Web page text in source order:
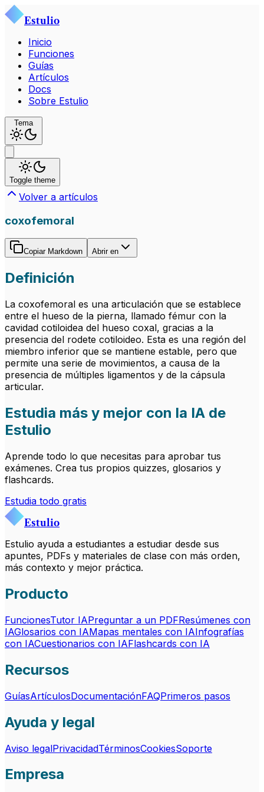
Estulio
Inicio
Funciones
Guías
Artículos
Docs
Sobre Estulio
Tema
Toggle theme
Volver a artículos
coxofemoral
Copiar Markdown Abrir en
Definición
La coxofemoral es una articulación que se establece
entre el hueso de la pierna, llamado fémur con la
cavidad cotiloidea del hueso coxal, gracias a la
presencia del rodete cotiloideo. Esta es una región del
miembro inferior que se mantiene estable, pero que
permite una serie de movimientos, a causa de la
presencia de múltiples ligamentos y de la cápsula
articular.
Estudia más y mejor con la IA de
Estulio
Aprende todo lo que necesitas para aprobar tus
exámenes. Crea tus propios quizzes, glosarios y
flashcards.
Estudia todo gratis
Estulio
Estulio ayuda a estudiantes a estudiar desde sus
apuntes, PDFs y materiales de clase con más orden,
más contexto y mejor práctica.
Producto
FuncionesTutor IAPreguntar a un PDFResúmenes con
IAGlosarios con IAMapas mentales con IAInfografías
con IACuestionarios con IAFlashcards con IA
Recursos
GuíasArtículosDocumentaciónFAQPrimeros pasos
Ayuda y legal
Aviso legalPrivacidadTérminosCookiesSoporte
Empresa